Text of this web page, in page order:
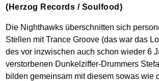
(Herzog Records / Soulfood)
Die Nighthawks überschnitten sich
Stellen mit Trance Groove (das war das
des vor inzwischen auch schon wieder 6
verstorbenen Dunkelziffer-Drummers
bilden gemeinsam mit diesem sowas wie